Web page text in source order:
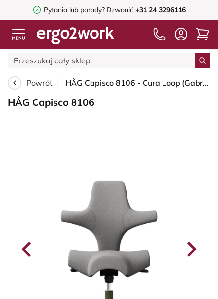
Pytania lub porady? Dzwonić +31 24 3296116
Powrót HÅG Capisco 8106 - Cura Loop (Gabriel) - Poliester z recyklingu - CLP60110 Light grey - Moss Grey - 265 mm (seat height 53-79cm) - Glides
HÅG Capisco 8106